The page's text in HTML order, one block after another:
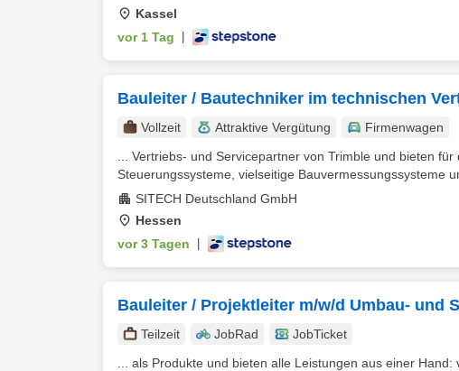
Kassel
vor 1 Tag
Bauleiter / Bautechniker im technischen
Vollzeit Attraktive Vergütung
Firmenwagen
... Vertriebs- und Servicepartner von Trimble und bieten für
Steuerungssysteme, vielseitige Bauvermessungssysteme
SITECH Deutschland GmbH
Hessen
vor 3 Tagen
Bauleiter / Projektleiter m/w/d Umbau- und
Teilzeit JobRad
JobTicket
... als Produkte und bieten alle Leistungen aus einer